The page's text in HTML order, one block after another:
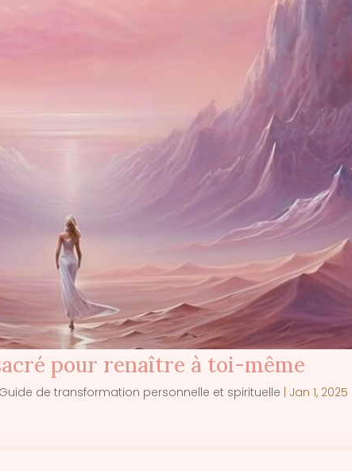
pour renaître à toi-même
de transformation personnelle et spirituelle | Jan 1, 2025